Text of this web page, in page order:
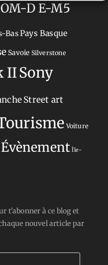
D E-M5
BasPays Basque
Savoie Silverstone
IISony
Street art
Voiture
Évènement Île-
t'abonner à ce blog et
nouvel article par